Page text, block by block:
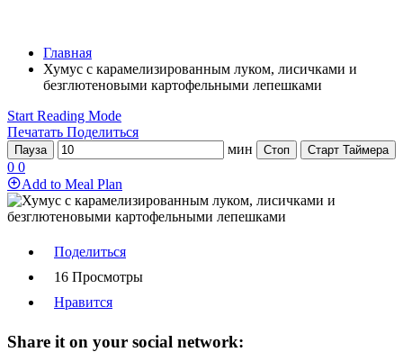
Главная
Хумус с карамелизированным луком, лисичками и
безглютеновыми картофельными лепешками
Start Reading Mode
Печатать Поделиться
Пауза мин Стоп Старт Таймера
0 0
Add to Meal Plan
Поделиться
16 Просмотры
Нравится
Share it on your social network: